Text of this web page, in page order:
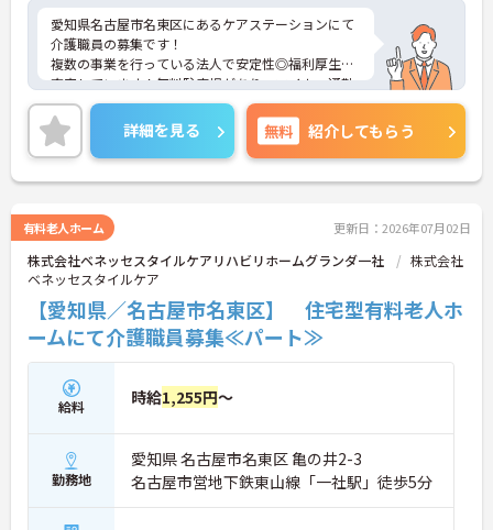
愛知県名古屋市名東区にあるケアステーションにて
介護職員の募集です！
複数の事業を行っている法人で安定性◎福利厚生も
充実しています！無料駐車場があり、マイカー通勤
も可能◎離れた地域にお住まいの方もストレス無く
通勤していただけます！
ご興味のある方には、面接対策ポイントなど、さら
に詳細をお話しいたしますのでお気軽にご相談くだ
さい！
詳細を見る 無料 紹介してもらう
有料老人ホーム 更新日：2026年07月02日
株式会社ベネッセスタイルケアリハビリホームグランダ一社
株式会社
ベネッセスタイルケア
【愛知県／名古屋市名東区】 住宅型有料老人ホ
ームにて介護職員募集≪パート≫
給料 時給1,255円～
勤務地
愛知県 名古屋市名東区 亀の井2-3
名古屋市営地下鉄東山線「一社駅」徒歩5分